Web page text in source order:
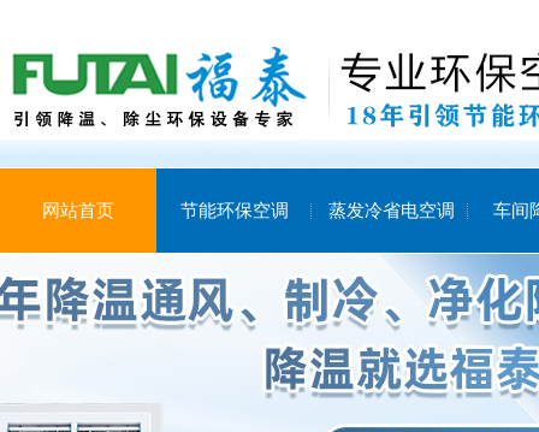
网站首页 节能环保空调 蒸发冷省电空调 车间